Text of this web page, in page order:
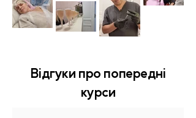
Відгуки про попередні
курси